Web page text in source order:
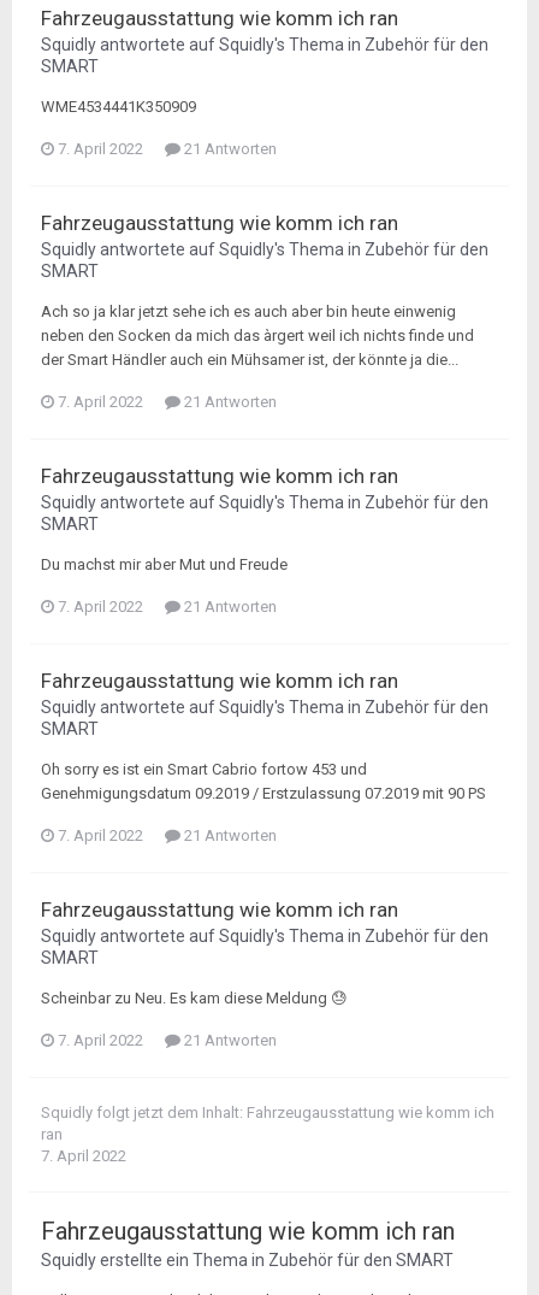
Fahrzeugausstattung wie komm ich ran
Squidlyantwortete aufSquidly's Thema in Zubehör für den
SMART
WME4534441K350909
7. April 2022 21 Antworten
Fahrzeugausstattung wie komm ich ran
Squidlyantwortete aufSquidly's Thema in Zubehör für den
SMART
Ach so ja klar jetzt sehe ich es auch aber bin heute einwenig
neben den Socken da mich das àrgert weil ich nichts finde und
der Smart Händler auch ein Mühsamer ist, der könnte ja die...
7. April 2022 21 Antworten
Fahrzeugausstattung wie komm ich ran
Squidlyantwortete aufSquidly's Thema in Zubehör für den
SMART
Du machst mir aber Mut und Freude
7. April 2022 21 Antworten
Fahrzeugausstattung wie komm ich ran
Squidlyantwortete aufSquidly's Thema in Zubehör für den
SMART
Oh sorry es ist ein Smart Cabrio fortow 453 und
Genehmigungsdatum 09.2019 / Erstzulassung 07.2019 mit 90 PS
7. April 2022 21 Antworten
Fahrzeugausstattung wie komm ich ran
Squidlyantwortete aufSquidly's Thema in Zubehör für den
SMART
Scheinbar zu Neu. Es kam diese Meldung 😓
7. April 2022 21 Antworten
Squidly folgt jetzt dem Inhalt: Fahrzeugausstattung wie komm ich
ran
7. April 2022
Fahrzeugausstattung wie komm ich ran
Squidlyerstellte ein Thema in Zubehör für den SMART